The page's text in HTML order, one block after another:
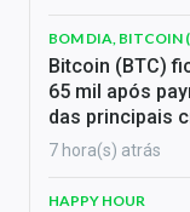
BOM DIA, BITCOIN
Bitcoin (BTC)
65 mil após
das principais
7 hora(s) atrás
HAPPY HOUR